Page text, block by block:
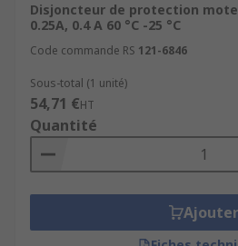
Disjoncteur de protection
0.25A, 0.4 A 60 °C -25 °C
Code commande RS 121-6846
Sous-total (1 unité)
54,71 €HT
Quantité
Ajouter